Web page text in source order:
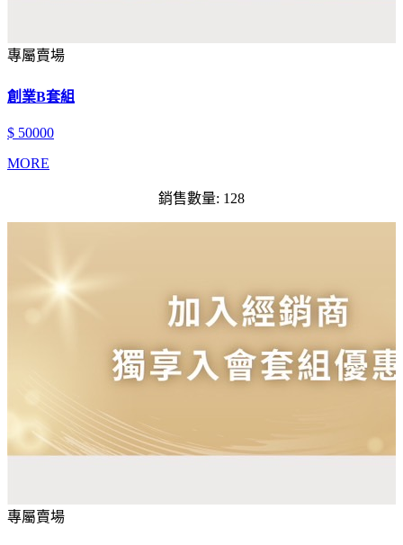
專屬賣場
創業B套組
$ 50000
MORE
銷售數量: 128
專屬賣場